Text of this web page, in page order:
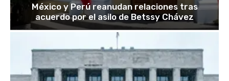
México y Perú reanudan relaciones tras
acuerdo por el asilo de Betssy Chávez